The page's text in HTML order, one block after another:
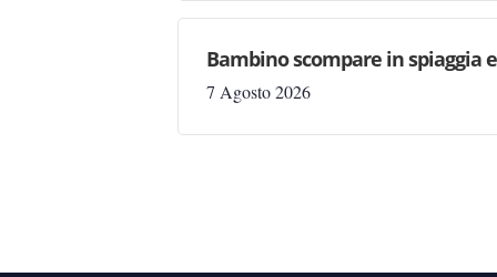
Bambino scompare in spiaggia
7 Agosto 2026